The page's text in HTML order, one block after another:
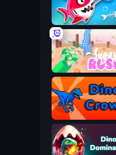
Fish Stab Getting Big
Sugar Rush
Dino Crowd